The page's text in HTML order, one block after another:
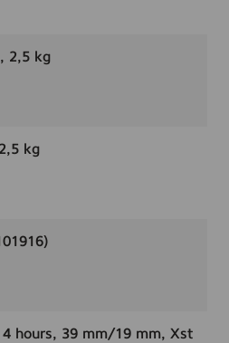
2,5 kg
kg
hours, 39 mm/19 mm, Xst